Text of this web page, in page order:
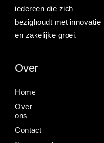
iedereen die zich
bezighoudt met innovatie
en zakelijke groei.
Over
Home
Over
ons
Contact